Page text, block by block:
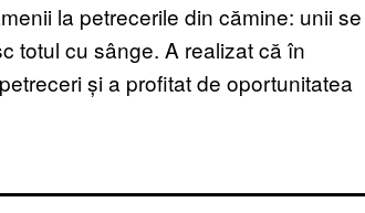
la petrecerile din cămine: unii se
totul cu sânge. A realizat că în
și a profitat de oportunitatea